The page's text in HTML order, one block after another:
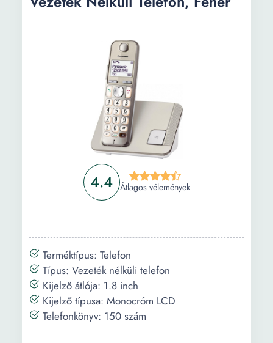
4.4 Átlagos vélemények
Terméktípus: Telefon
Típus: Vezeték nélküli telefon
Kijelző átlója: 1.8 inch
Kijelző típusa: Monocróm LCD
Telefonkönyv: 150 szám